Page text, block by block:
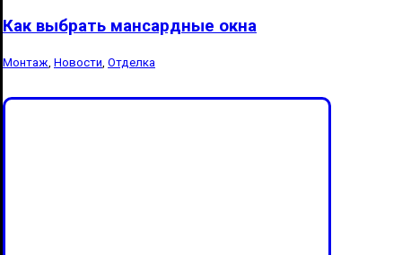
Как выбрать мансардные окна
Монтаж Новости Отделка